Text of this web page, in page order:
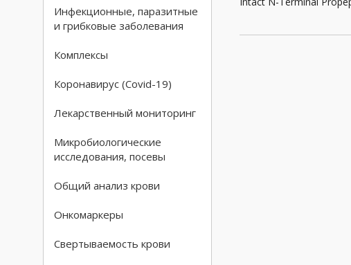
Инфекционные, паразитные
и грибковые заболевания
Комплексы
Коронавирус (Covid-19)
Лекарственный мониторинг
Микробиологические
исследования, посевы
Общий анализ крови
Онкомаркеры
Свертываемость крови